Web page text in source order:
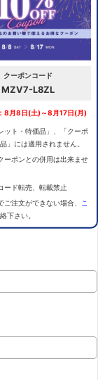
クーポンコード
MZV7-L8ZL
8月8日(土)～8月17日(月)
ット・特価品」、「クーポ
」には適用されません。
ーポンとの併用は出来ませ
ード転売、転載禁止
ご注文ができない場合、
こ
下さい。
ッド